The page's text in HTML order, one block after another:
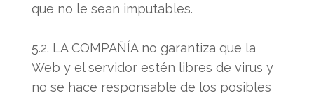
que no le sean imputables.
5.2. LA COMPAÑÍA no garantiza que la
Web y el servidor estén libres de virus y
no se hace responsable de los posibles